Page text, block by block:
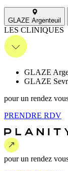
GLAZE Argenteuil
LES CLINIQUES
GLAZE
GLAZE
pour un rendez
PRENDRE RDV
pour un rendez